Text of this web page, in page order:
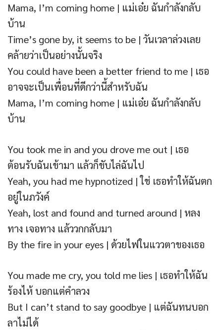
Mama, I’m coming home | แม่เอ๋ย ฉันกำลังกลับ
บ้าน
Time’s gone by, it seems to be | วันเวลาล่วงเลย
คล้ายว่าเป็นอย่างนั้นจริง
You could have been a better friend to me | เธอ
อาจจะเป็นเพื่อนที่ดีกว่านี้สำหรับฉัน
Mama, I’m coming home | แม่เอ๋ย ฉันกำลังกลับ
บ้าน
You took me in and you drove me out | เธอ
ต้อนรับฉันเข้ามา แล้วก็ขับไล่ฉันไป
Yeah, you had me hypnotized | ใช่ เธอทำให้ฉันตก
อยู่ในภวังค์
Yeah, lost and found and turned around | หลง
ทาง เจอทาง แล้ววกกลับมา
By the fire in your eyes | ด้วยไฟในแววตาของเธอ
You made me cry, you told me lies | เธอทำให้ฉัน
ร้องไห้ บอกแต่คำลวง
But I can’t stand to say goodbye | แต่ฉันทนบอก
ลาไม่ได้